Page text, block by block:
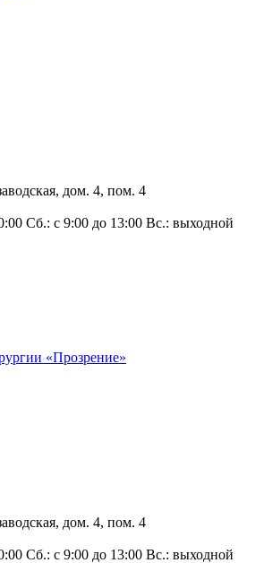
дом. 4, пом. 4
Сб.: с 9:00 до 13:00 Вс.: выходной
дом. 4, пом. 4
Сб.: с 9:00 до 13:00 Вс.: выходной